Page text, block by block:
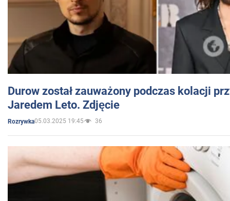
Durow został zauważony podczas kolacji
Jaredem Leto. Zdjęcie
Rozrywka05.03.2025 19:45 36